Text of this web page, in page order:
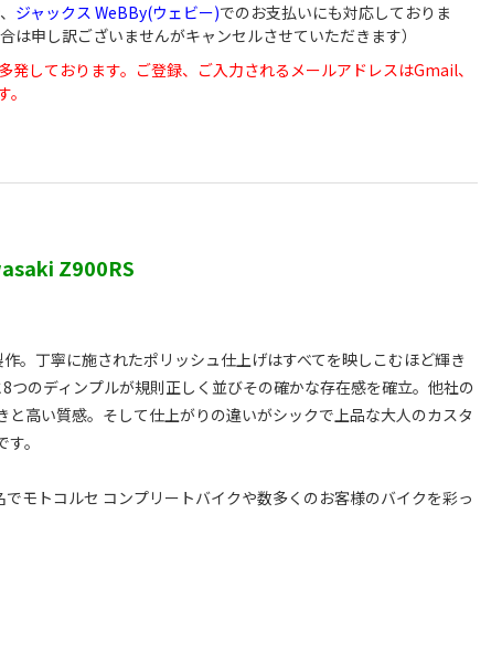
ジャックス WeBBy(ウェビー)でのお支払いにも対応しておりま
申し訳ございませんがキャンセルさせていただきます）
しております。ご登録、ご入力されるメールアドレスはGmail、
Z900RS
。丁寧に施されたポリッシュ仕上げはすべてを映しこむほど輝き
のディンプルが規則正しく並びその確かな存在感を確立。他社の
高い質感。そして仕上がりの違いがシックで上品な大人のカスタ
。
モトコルセ コンプリートバイクや数多くのお客様のバイクを彩っ